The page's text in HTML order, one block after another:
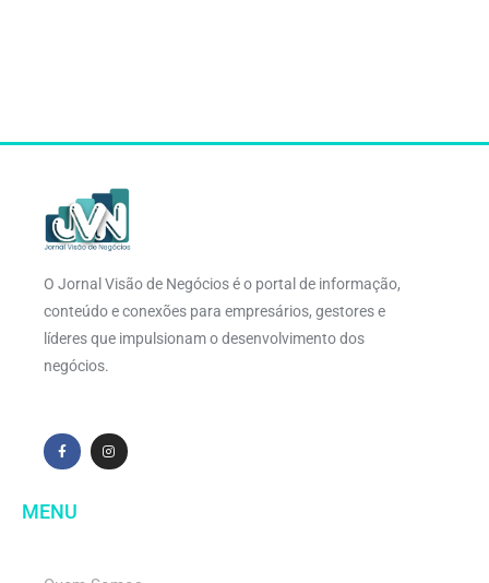
O Jornal Visão de Negócios é o portal de informação,
conteúdo e conexões para empresários, gestores e
líderes que impulsionam o desenvolvimento dos
negócios.
MENU